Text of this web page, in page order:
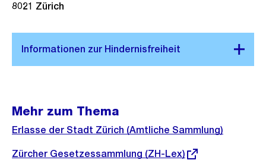
8021 Zürich
Mehr zum Thema
Erlasse der Stadt Zürich (Amtliche Sammlung)
Externer
Zürcher Gesetzessammlung (ZH-Lex)